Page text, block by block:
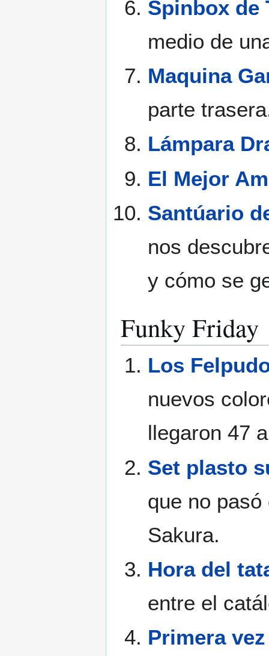
Spinbox de
medio de
Maquina
parte
Lámpara
El Mejor
Santúario
nos
y cómo se
Funky Friday
Los
nuevos
llegaron 47
Set plasto
que no
Sakura.
Hora del
entre el
Primera